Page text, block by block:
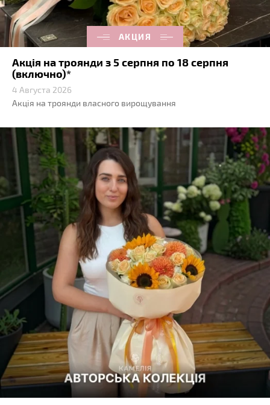
АКЦИЯ
Акція на троянди з 5 серпня по 18 серпня
(включно)*
4 Августа 2026
Акція на троянди власного вирощування